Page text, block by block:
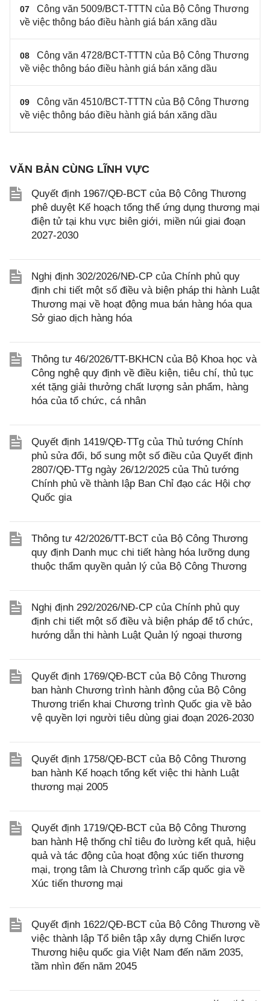
07
Công văn 5009/BCT-TTTN của Bộ Công Thương
về việc thông báo điều hành giá bán xăng dầu
08
Công văn 4728/BCT-TTTN của Bộ Công Thương
về việc thông báo điều hành giá bán xăng dầu
09
Công văn 4510/BCT-TTTN của Bộ Công Thương
về việc thông báo điều hành giá bán xăng dầu
VĂN BẢN CÙNG LĨNH VỰC
Quyết định 1967/QĐ-BCT của Bộ Công Thương
phê duyệt Kế hoạch tổng thể ứng dụng thương mại
điện tử tại khu vực biên giới, miền núi giai đoạn
2027-2030
Nghị định 302/2026/NĐ-CP của Chính phủ quy
định chi tiết một số điều và biện pháp thi hành Luật
Thương mại về hoạt động mua bán hàng hóa qua
Sở giao dịch hàng hóa
Thông tư 46/2026/TT-BKHCN của Bộ Khoa học và
Công nghệ quy định về điều kiện, tiêu chí, thủ tục
xét tặng giải thưởng chất lượng sản phẩm, hàng
hóa của tổ chức, cá nhân
Quyết định 1419/QĐ-TTg của Thủ tướng Chính
phủ sửa đổi, bổ sung một số điều của Quyết định
2807/QĐ-TTg ngày 26/12/2025 của Thủ tướng
Chính phủ về thành lập Ban Chỉ đạo các Hội chợ
Quốc gia
Thông tư 42/2026/TT-BCT của Bộ Công Thương
quy định Danh mục chi tiết hàng hóa lưỡng dụng
thuộc thẩm quyền quản lý của Bộ Công Thương
Nghị định 292/2026/NĐ-CP của Chính phủ quy
định chi tiết một số điều và biện pháp để tổ chức,
hướng dẫn thi hành Luật Quản lý ngoại thương
Quyết định 1769/QĐ-BCT của Bộ Công Thương
ban hành Chương trình hành động của Bộ Công
Thương triển khai Chương trình Quốc gia về bảo
vệ quyền lợi người tiêu dùng giai đoạn 2026-2030
Quyết định 1758/QĐ-BCT của Bộ Công Thương
ban hành Kế hoạch tổng kết việc thi hành Luật
thương mại 2005
Quyết định 1719/QĐ-BCT của Bộ Công Thương
ban hành Hệ thống chỉ tiêu đo lường kết quả, hiệu
quả và tác động của hoạt động xúc tiến thương
mại, trọng tâm là Chương trình cấp quốc gia về
Xúc tiến thương mại
Quyết định 1622/QĐ-BCT của Bộ Công Thương về
việc thành lập Tổ biên tập xây dựng Chiến lược
Thương hiệu quốc gia Việt Nam đến năm 2035,
tầm nhìn đến năm 2045